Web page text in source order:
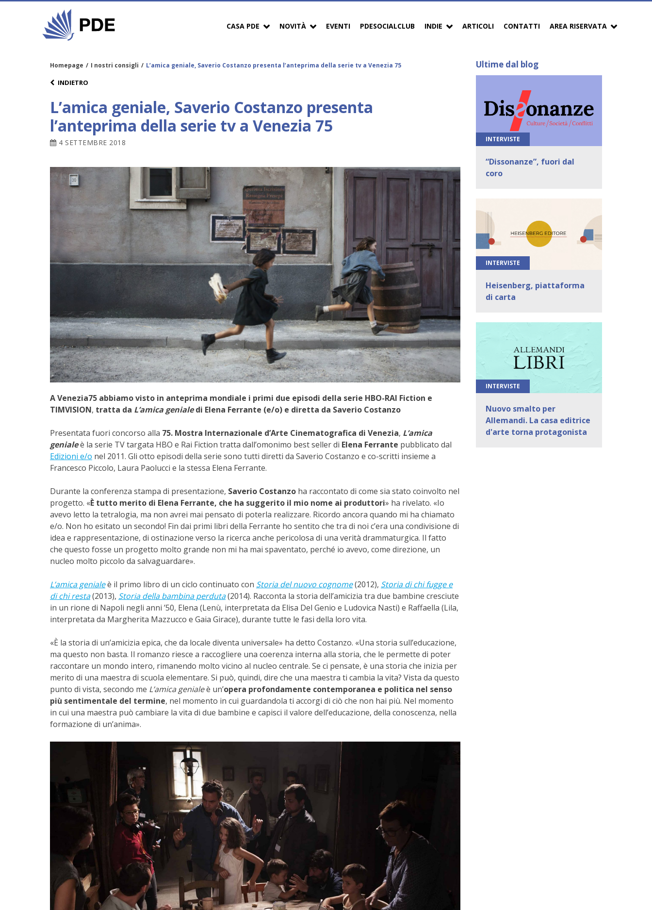
CASA PDE NOVITÀ EVENTI PDESOCIALCLUB INDIE ARTICOLI CONTATTI AREA RISERVATA
Homepage / I nostri consigli / L’amica geniale, Saverio Costanzo presenta l’anteprima della serie tv a Venezia 75
INDIETRO
L’amica geniale, Saverio Costanzo presenta
l’anteprima della serie tv a Venezia 75
4 SETTEMBRE 2018
A Venezia75 abbiamo visto in anteprima mondiale i primi due episodi della serie HBO-RAI Fiction e
TIMVISION, tratta da L’amica genialedi Elena Ferrante (e/o) e diretta da Saverio Costanzo
Presentata fuori concorso alla 75. Mostra Internazionale d’Arte Cinematografica di Venezia, L’amica
genialeè la serie TV targata HBO e Rai Fiction tratta dall’omonimo best seller di Elena Ferrante pubblicato dal
Edizioni e/o nel 2011. Gli otto episodi della serie sono tutti diretti da Saverio Costanzo e co-scritti insieme a
Francesco Piccolo, Laura Paolucci e la stessa Elena Ferrante.
Durante la conferenza stampa di presentazione, Saverio Costanzo ha raccontato di come sia stato coinvolto nel
progetto. «È tutto merito di Elena Ferrante, che ha suggerito il mio nome ai produttori» ha rivelato. «Io
avevo letto la tetralogia, ma non avrei mai pensato di poterla realizzare. Ricordo ancora quando mi ha chiamato
e/o. Non ho esitato un secondo! Fin dai primi libri della Ferrante ho sentito che tra di noi c’era una condivisione di
idea e rappresentazione, di ostinazione verso la ricerca anche pericolosa di una verità drammaturgica. Il fatto
che questo fosse un progetto molto grande non mi ha mai spaventato, perché io avevo, come direzione, un
nucleo molto piccolo da salvaguardare».
L’amica genialeè il primo libro di un ciclo continuato con Storia del nuovo cognome(2012), Storia di chi fugge e
di chi resta(2013), Storia della bambina perduta(2014). Racconta la storia dell’amicizia tra due bambine cresciute
in un rione di Napoli negli anni ’50, Elena (Lenù, interpretata da Elisa Del Genio e Ludovica Nasti) e Raffaella (Lila,
interpretata da Margherita Mazzucco e Gaia Girace), durante tutte le fasi della loro vita.
«È la storia di un’amicizia epica, che da locale diventa universale» ha detto Costanzo. «Una storia sull’educazione,
ma questo non basta. Il romanzo riesce a raccogliere una coerenza interna alla storia, che le permette di poter
raccontare un mondo intero, rimanendo molto vicino al nucleo centrale. Se ci pensate, è una storia che inizia per
merito di una maestra di scuola elementare. Si può, quindi, dire che una maestra ti cambia la vita? Vista da questo
punto di vista, secondo me L’amica genialeè un’opera profondamente contemporanea e politica nel senso
più sentimentale del termine, nel momento in cui guardandola ti accorgi di ciò che non hai più. Nel momento
in cui una maestra può cambiare la vita di due bambine e capisci il valore dell’educazione, della conoscenza, nella
formazione di un’anima».
Ultime dal blog
INTERVISTE
“Dissonanze”, fuori dal
coro
INTERVISTE
Heisenberg, piattaforma
di carta
INTERVISTE
Nuovo smalto per
Allemandi. La casa editrice
d'arte torna protagonista